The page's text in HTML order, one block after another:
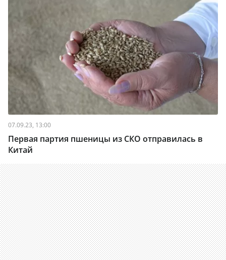
07.09.23, 13:00
Первая партия пшеницы из СКО отправилась в
Китай